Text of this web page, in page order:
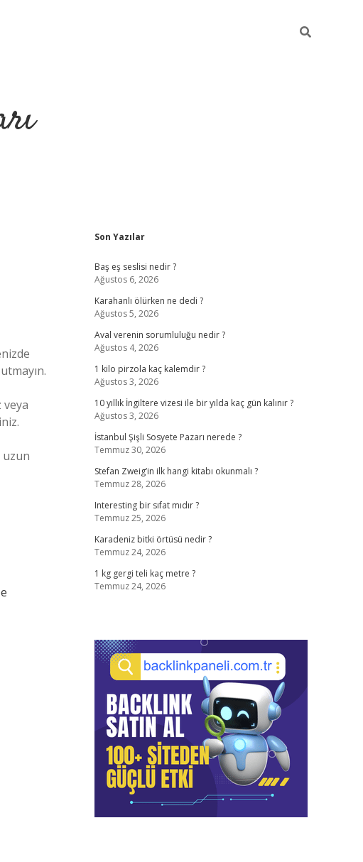
veya
uzun
Sidebar
Son Yazılar
Baş eş seslisi nedir ?
Ağustos 6, 2026
Karahanlı ölürken ne dedi ?
Ağustos 5, 2026
Aval verenin sorumluluğu nedir ?
Ağustos 4, 2026
1 kilo pirzola kaç kalemdir ?
Ağustos 3, 2026
10 yıllık İngiltere vizesi ile bir yılda kaç gün kalınır ?
Ağustos 3, 2026
İstanbul Şişli Sosyete Pazarı nerede ?
Temmuz 30, 2026
Stefan Zweig’in ilk hangi kitabı okunmalı ?
Temmuz 28, 2026
Interesting bir sıfat mıdır ?
Temmuz 25, 2026
Karadeniz bitki örtüsü nedir ?
Temmuz 24, 2026
1 kg gergi teli kaç metre ?
Temmuz 24, 2026